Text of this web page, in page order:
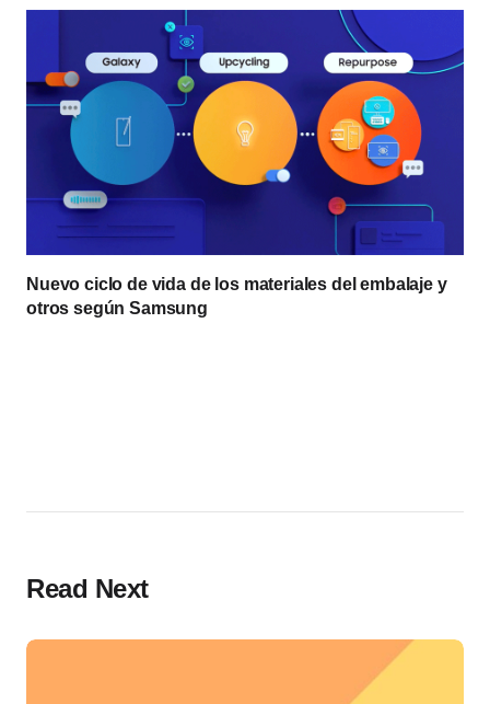
Nuevo ciclo de vida de los materiales del embalaje y
otros según Samsung
Read Next